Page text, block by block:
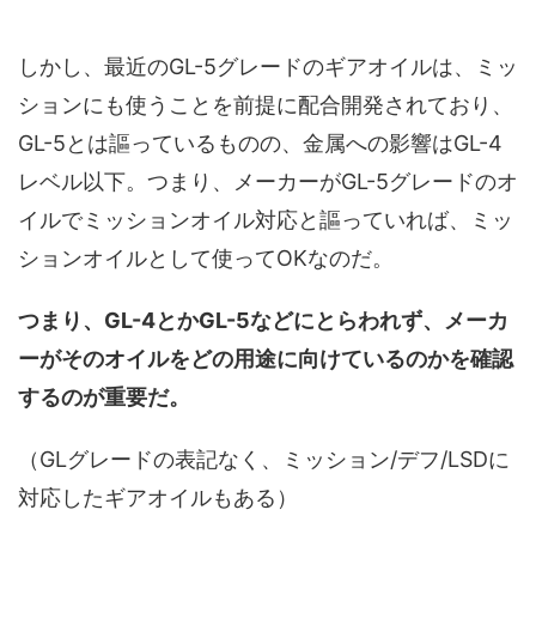
しかし、最近のGL-5グレードのギアオイルは、ミッ
ションにも使うことを前提に配合開発されており、
GL-5とは謳っているものの、金属への影響はGL-4
レベル以下。つまり、メーカーがGL-5グレードのオ
イルでミッションオイル対応と謳っていれば、ミッ
ションオイルとして使ってOKなのだ。
つまり、GL-4とかGL-5などにとらわれず、メーカ
ーがそのオイルをどの用途に向けているのかを確認
するのが重要だ。
（GLグレードの表記なく、ミッション/デフ/LSDに
対応したギアオイルもある）